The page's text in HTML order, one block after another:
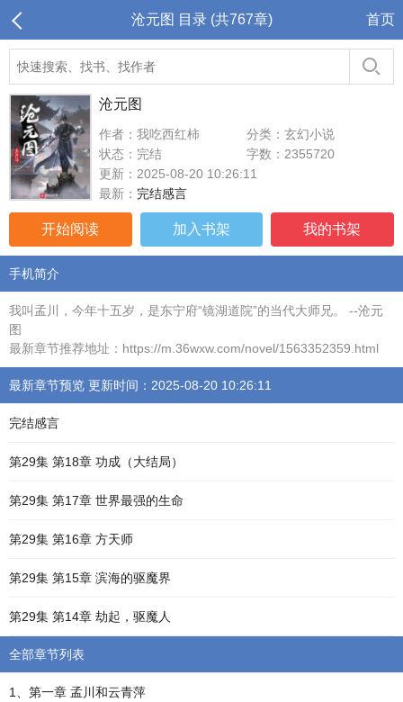
沧元图 目录 (共767章) 首页
沧元图
作者：我吃西红柿
分类：玄幻小说
状态：完结
字数：2355720
更新：2025-08-20 10:26:11
最新： 完结感言
开始阅读 加入书架 我的书架
手机简介
我叫孟川，今年十五岁，是东宁府“镜湖道院”的当代大师兄。 --沧元
图
最新章节推荐地址：https://m.36wxw.com/novel/1563352359.html
最新章节预览 更新时间：2025-08-20 10:26:11
完结感言
第29集 第18章 功成（大结局）
第29集 第17章 世界最强的生命
第29集 第16章 方天师
第29集 第15章 滨海的驱魔界
第29集 第14章 劫起，驱魔人
全部章节列表
1、第一章 孟川和云青萍